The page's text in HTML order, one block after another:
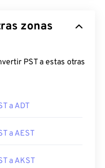
zonas
PST a estas otras
a ADT
a AEST
a AKST